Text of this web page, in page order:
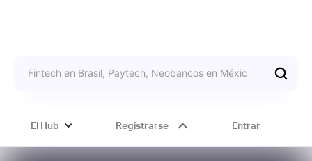
El Hub Registrarse Entrar